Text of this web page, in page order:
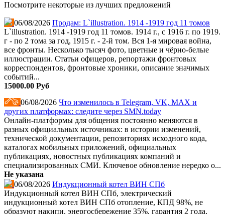
Посмотрите некоторые из лучших предложений
06/08/2026 Продам: L`illustration. 1914 -1919 год 11 томов
L`illustration. 1914 -1919 год 11 томов. 1914 г., с 1916 г. по 1919.
г - по 2 тома за год, 1915 г. - 2-й том. Вся 1-я мировая война,
все фронты. Несколько тысяч фото, цветные и чёрно-белые
иллюстрации. Статьи офицеров, репортажи фронтовых
корреспондентов, фронтовые хроники, описание значимых
событий...
15000.00 Руб
06/08/2026 Что изменилось в Telegram, VK, MAX и
других платформах: следите через SMN.today
Онлайн-платформы для общения постоянно меняются в
разных официальных источниках: в истории изменений,
технической документации, репозиториях исходного кода,
каталогах мобильных приложений, официальных
публикациях, новостных публикациях компаний и
специализированных СМИ. Ключевое обновление нередко о...
Не указана
06/08/2026 Индукционный котел ВИН СПб
Индукционный котел ВИН СПб, электрический
индукционный котел ВИН СПб отопление, КПД 98%, не
образуют накипи, энергосбережение 35%, гарантия 2 года,